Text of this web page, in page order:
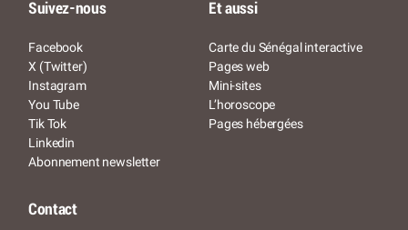
Suivez-nous
Facebook
X (Twitter)
Instagram
You Tube
Tik Tok
Linkedin
Abonnement newsletter
Et aussi
Carte du Sénégal interactive
Pages web
Mini-sites
L’horoscope
Pages hébergées
Contact